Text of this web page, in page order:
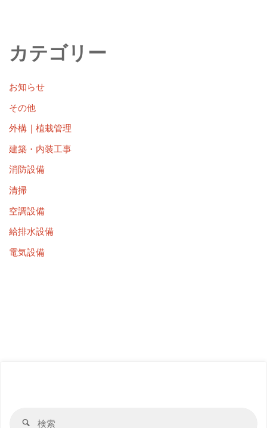
カテゴリー
お知らせ
その他
外構｜植栽管理
建築・内装工事
消防設備
清掃
空調設備
給排水設備
電気設備